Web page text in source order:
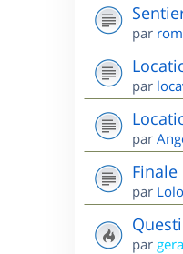
par
par
par
par
par